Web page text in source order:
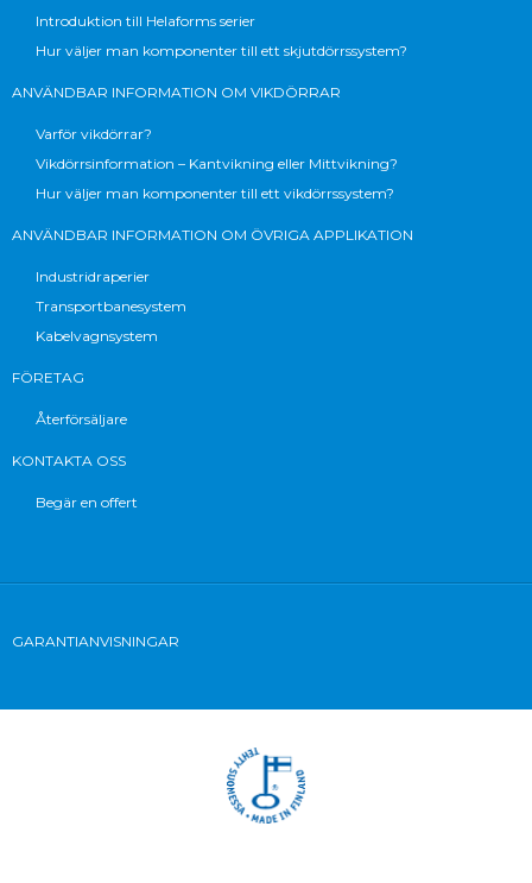
Introduktion till Helaforms serier
Hur väljer man komponenter till ett skjutdörrssystem?
ANVÄNDBAR INFORMATION OM VIKDÖRRAR
Varför vikdörrar?
Vikdörrsinformation – Kantvikning eller Mittvikning?
Hur väljer man komponenter till ett vikdörrssystem?
ANVÄNDBAR INFORMATION OM ÖVRIGA APPLIKATION
Industridraperier
Transportbanesystem
Kabelvagnsystem
FÖRETAG
Återförsäljare
KONTAKTA OSS
Begär en offert
GARANTIANVISNINGAR